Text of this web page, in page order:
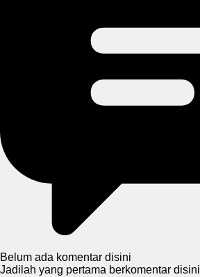
Belum ada komentar disini
Jadilah yang pertama berkomentar disini